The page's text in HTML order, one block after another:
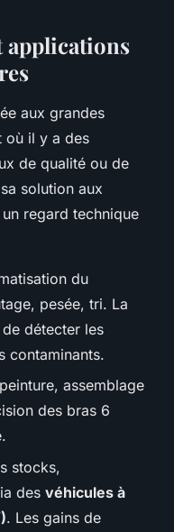
applications
aux grandes
où il y a des
de qualité ou de
solution aux
regard technique
du
pesée, tri. La
détecter les
contaminants.
assemblage
des bras 6
stocks,
des véhicules à
. Les gains de